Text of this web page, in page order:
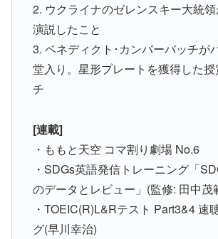
2. ウクライナのゼレンスキー大統
演説したこと
3. ベネディクト･カンバーバッチが
堂入り。星形プレートを獲得した
チ
[連載]
・ももと天空 コマ割り劇場 No.6
・SDGs英語発信トレーニング「
のデータとレビュー」(監修: 田中茂
・TOEIC(R)L&Rテスト Part3&4 速
グ(早川幸治)